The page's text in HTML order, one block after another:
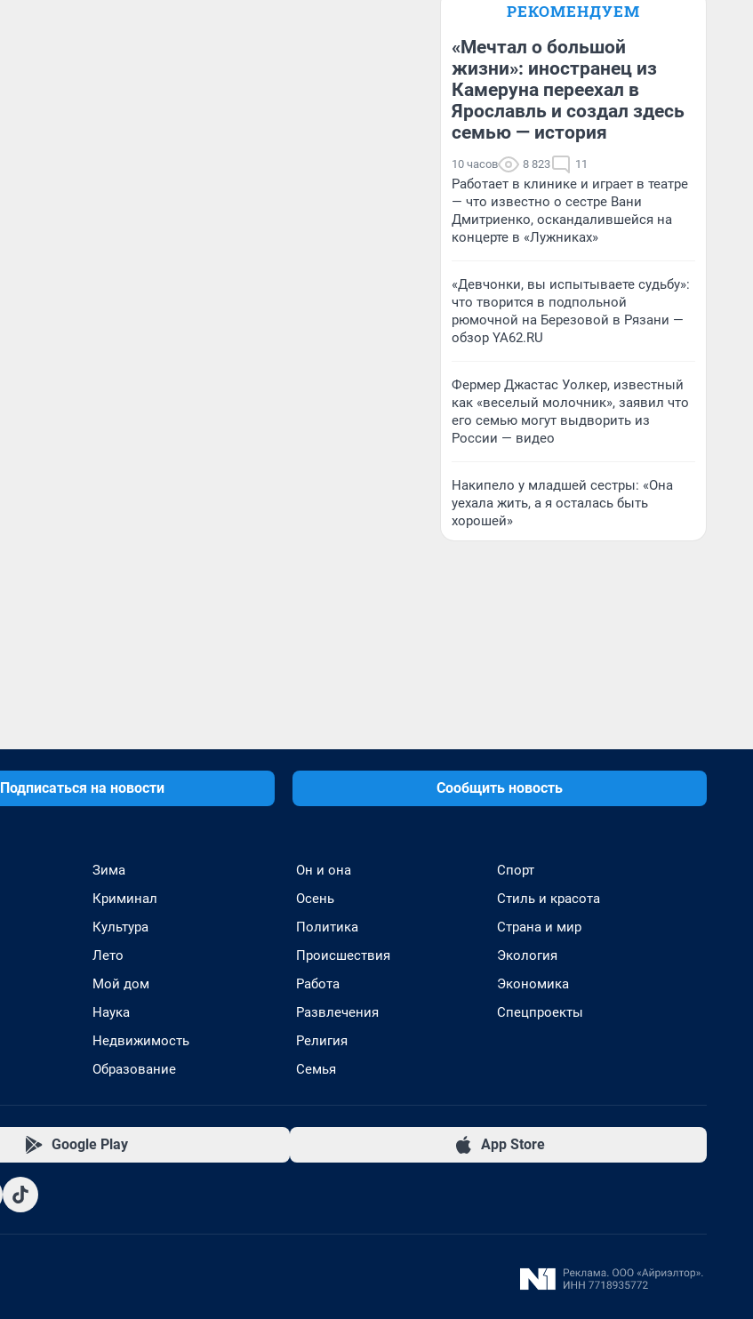
Екатерина Литкевич
РЕКОМЕНДУЕМ
«Мечтал о большой
жизни»: иностранец из
Камеруна переехал в
Ярославль и создал здесь
семью — история
10 часов 8 823 11
Работает в клинике и играет в театре
— что известно о сестре Вани
Дмитриенко, оскандалившейся на
концерте в «Лужниках»
«Девчонки, вы испытываете судьбу»:
что творится в подпольной
рюмочной на Березовой в Рязани —
обзор YA62.RU
Фермер Джастас Уолкер, известный
как «веселый молочник», заявил что
его семью могут выдворить из
России — видео
Накипело у младшей сестры: «Она
уехала жить, а я осталась быть
хорошей»
Подписаться на новости Сообщить новость
Зима
Криминал
Культура
Лето
Мой дом
Наука
Недвижимость
Образование
Он и она
Осень
Политика
Происшествия
Работа
Развлечения
Религия
Семья
Спорт
Стиль и красота
Страна и мир
Экология
Экономика
Спецпроекты
Google Play App Store